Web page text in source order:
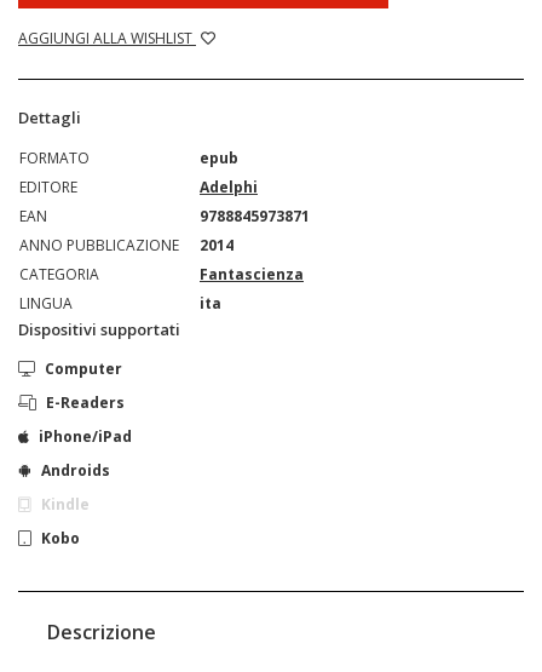
AGGIUNGI ALLA WISHLIST
Dettagli
FORMATO
epub
EDITORE
Adelphi
EAN
9788845973871
ANNO PUBBLICAZIONE
2014
CATEGORIA
Fantascienza
LINGUA
ita
Dispositivi supportati
Computer
E-Readers
iPhone/iPad
Androids
Kindle
Kobo
Descrizione